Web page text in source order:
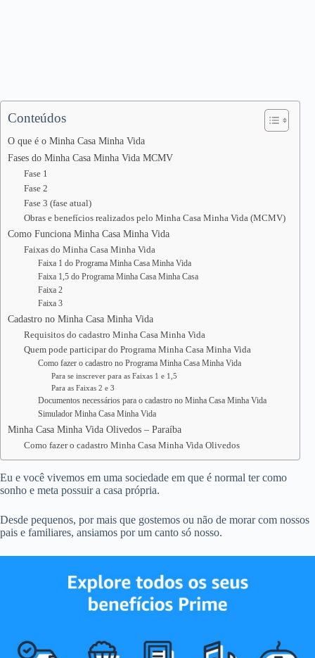
Conteúdos
O que é o Minha Casa Minha Vida
Fases do Minha Casa Minha Vida MCMV
Fase 1
Fase 2
Fase 3 (fase atual)
Obras e benefícios realizados pelo Minha Casa Minha Vida (MCMV)
Como Funciona Minha Casa Minha Vida
Faixas do Minha Casa Minha Vida
Faixa 1 do Programa Minha Casa Minha Vida
Faixa 1,5 do Programa Minha Casa Minha Casa
Faixa 2
Faixa 3
Cadastro no Minha Casa Minha Vida
Requisitos do cadastro Minha Casa Minha Vida
Quem pode participar do Programa Minha Casa Minha Vida
Como fazer o cadastro no Programa Minha Casa Minha Vida
Para se inscrever para as Faixas 1 e 1,5
Para as Faixas 2 e 3
Documentos necessários para o cadastro no Minha Casa Minha Vida
Simulador Minha Casa Minha Vida
Minha Casa Minha Vida Olivedos – Paraíba
Como fazer o cadastro Minha Casa Minha Vida Olivedos
Eu e você vivemos em uma sociedade em que é normal ter como
sonho e meta possuir a casa própria.
Desde pequenos, por mais que gostemos ou não de morar com nossos
pais e familiares, ansiamos por um canto só nosso.